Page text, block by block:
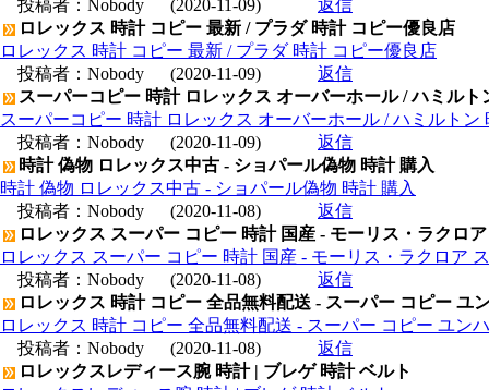
投稿者： Nobody (2020-11-09)
返信
ロレックス 時計 コピー 最新 / プラダ 時計 コピー優良店
ロレックス 時計 コピー 最新 / プラダ 時計 コピー優良店
投稿者： Nobody (2020-11-09)
返信
スーパーコピー 時計 ロレックス オーバーホール / ハミル
スーパーコピー 時計 ロレックス オーバーホール / ハミルトン
投稿者： Nobody (2020-11-09)
返信
時計 偽物 ロレックス中古 - ショパール偽物 時計 購入
時計 偽物 ロレックス中古 - ショパール偽物 時計 購入
投稿者： Nobody (2020-11-08)
返信
ロレックス スーパー コピー 時計 国産 - モーリス・ラクロ
ロレックス スーパー コピー 時計 国産 - モーリス・ラクロア
投稿者： Nobody (2020-11-08)
返信
ロレックス 時計 コピー 全品無料配送 - スーパー コピー ユ
ロレックス 時計 コピー 全品無料配送 - スーパー コピー ユン
投稿者： Nobody (2020-11-08)
返信
ロレックスレディース腕 時計 | ブレゲ 時計 ベルト